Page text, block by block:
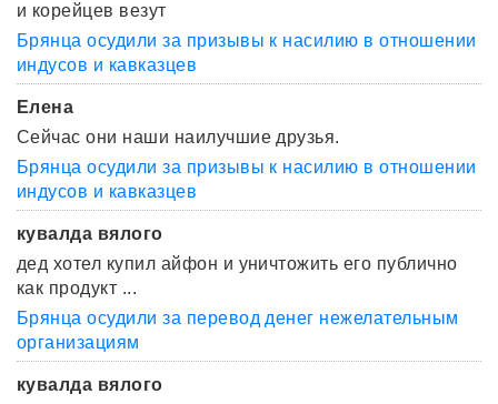
и корейцев везут
Брянца осудили за призывы к насилию в отношении
индусов и кавказцев
Елена
Сейчас они наши наилучшие друзья.
Брянца осудили за призывы к насилию в отношении
индусов и кавказцев
кувалда вялого
дед хотел купил айфон и уничтожить его публично
как продукт ...
Брянца осудили за перевод денег нежелательным
организациям
кувалда вялого